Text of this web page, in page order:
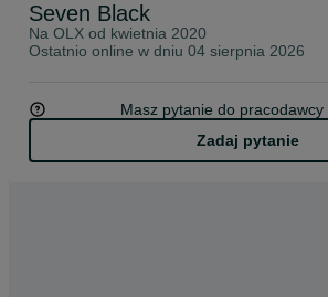
Seven Black
Na OLX od kwietnia 2020
Ostatnio online w dniu 04 sierpnia 2026
Masz pytanie do
Zadaj pytanie